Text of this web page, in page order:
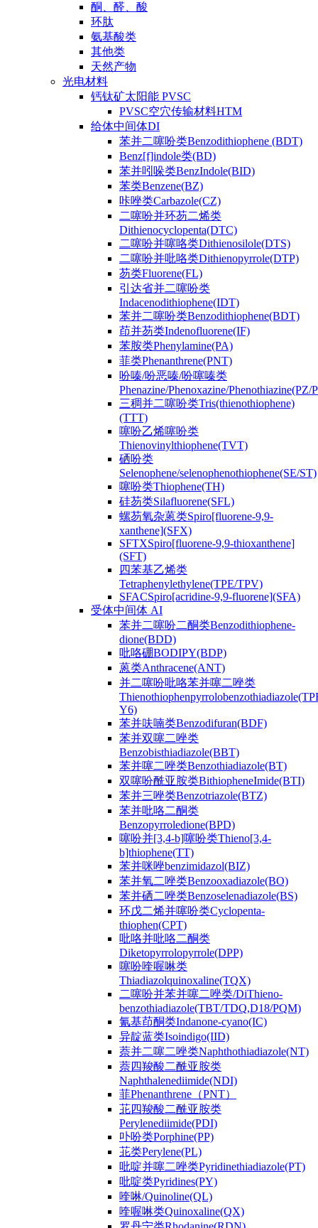
酮、醛、酸
环肽
氨基酸类
其他类
天然产物
光电材料
钙钛矿太阳能 PVSC
PVSC空穴传输材料HTM
给体中间体DI
苯并二噻吩类Benzodithiophene (BDT)
Benz[f]indole类(BD)
苯并吲哚类BenzIndole(BID)
苯类Benzene(BZ)
咔唑类Carbazole(CZ)
二噻吩并环芴二烯类
Dithienocyclopenta(DTC)
二噻吩并噻咯类Dithienosilole(DTS)
二噻吩并吡咯类Dithienopyrrole(DTP)
芴类Fluorene(FL)
引达省并二噻吩类
Indacenodithiophene(IDT)
苯并二噻吩类Benzodithiophene(BDT)
茚并芴类Indenofluorene(IF)
苯胺类Phenylamine(PA)
菲类Phenanthrene(PNT)
吩嗪/吩恶嗪/吩噻嗪类
Phenazine/Phenoxazine/Phenothiazine(PZ/
三稠并二噻吩类Tris(thienothiophene)
(TTT)
噻吩乙烯噻吩类
Thienovinylthiophene(TVT)
硒吩类
Selenophene/selenophenothiophene(SE/ST)
噻吩类Thiophene(TH)
硅芴类Silafluorene(SFL)
螺芴氧杂蒽类Spiro[fluorene-9,9-
xanthene](SFX)
SFTXSpiro[fluorene-9,9-thioxanthene]
(SFT)
四苯基乙烯类
Tetraphenylethylene(TPE/TPV)
SFACSpiro[acridine-9,9-fluorene](SFA)
受体中间体 AI
苯并二噻吩二酮类Benzodithiophene-
dione(BDD)
吡咯硼BODIPY(BDP)
蒽类Anthracene(ANT)
并二噻吩吡咯苯并噻二唑类
Y6)
苯并呋喃类Benzodifuran(BDF)
苯并双噻二唑类
Benzobisthiadiazole(BBT)
苯并噻二唑类Benzothiadiazole(BT)
双噻吩酰亚胺类BithiopheneImide(BTI)
苯并三唑类Benzotriazole(BTZ)
苯并吡咯二酮类
Benzopyrroledione(BPD)
噻吩并[3,4-b]噻吩类Thieno[3,4-
b]thiophene(TT)
苯并咪唑benzimidazol(BIZ)
苯并氧二唑类Benzooxadiazole(BO)
苯并硒二唑类Benzoselenadiazole(BS)
环戊二烯并噻吩类Cyclopenta-
thiophen(CPT)
吡咯并吡咯二酮类
Diketopyrrolopyrrole(DPP)
噻吩喹喔啉类
Thiadiazolquinoxaline(TQX)
二噻吩并苯并噻二唑类/DiThieno-
benzothiadiazole(TBT/TDQ,D18/PQM)
氰基茚酮类Indanone-cyano(IC)
异靛蓝类Isoindigo(IID)
萘并二噻二唑类Naphthothiadiazole(NT)
萘四羧酸二酰亚胺类
Naphthalenediimide(NDI)
菲Phenanthrene（PNT）
苝四羧酸二酰亚胺类
Perylenediimide(PDI)
卟吩类Porphine(PP)
苝类Perylene(PL)
吡啶并噻二唑类Pyridinethiadiazole(PT)
吡啶类Pyridines(PY)
喹啉/Quinoline(QL)
喹喔啉类Quinoxaline(QX)